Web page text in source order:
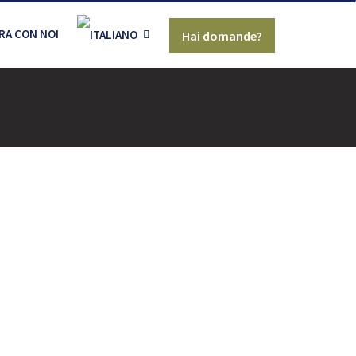
Hai domande?
CON NOI